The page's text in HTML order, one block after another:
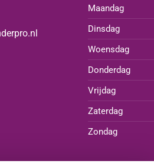
Maandag
Dinsdag
Woensdag
Donderdag
Vrijdag
Zaterdag
Zondag